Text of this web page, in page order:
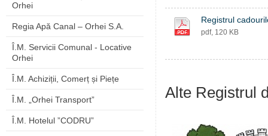
Orhei
Regia Apă Canal – Orhei S.A.
Î.M. Servicii Comunal - Locative
Orhei
Î.M. Achiziții, Comerț și Piețe
Î.M. „Orhei Transport”
Î.M. Hotelul ”CODRU”
Registrul
pdf, 120 KB
Alte Registrul